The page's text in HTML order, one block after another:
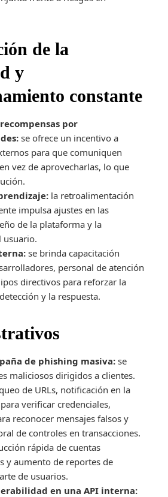
de la
y
constante
por
se ofrece un incentivo a
para que comuniquen
vez de aprovecharlas, lo que
la retroalimentación
impulsa ajustes en las
de la plataforma y la
usuario.
se brinda capacitación
personal de atención
directivos para reforzar la
y la respuesta.
de phishing masiva: se
maliciosos dirigidos a clientes.
de URLs, notificación en la
verificar credenciales,
reconocer mensajes falsos y
de controles en transacciones.
rápida de cuentas
y aumento de reportes de
de usuarios.
en una API interna: